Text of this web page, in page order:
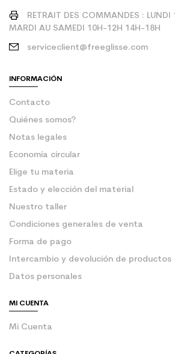
RETRAIT DES COMMANDES : LUNDI
MARDI AU SAMEDI 10H-12H 14H-18H
serviceclient@freeglisse.com
INFORMACIÓN
Contacto
Quiénes somos?
Notas legales
Economía circular
Elige tu materia
Estado y elección del material
Nuestro taller
Condiciones generales de venta
Forma de pago
Intercambio y devolución de productos
Datos personales
MI CUENTA
Mi Cuenta